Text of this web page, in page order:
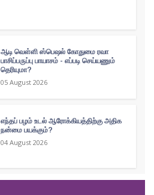
ஆடி வெள்ளி ஸ்பெஷல் கோதுமை ரவா
பாசிப்பருப்பு பாயாசம் - எப்படி செய்யணும்
தெரியுமா?
05 August 2026
எந்தப் பழம் உடல் ஆரோக்கியத்திற்கு அதிக
நன்மை பயக்கும்?
04 August 2026